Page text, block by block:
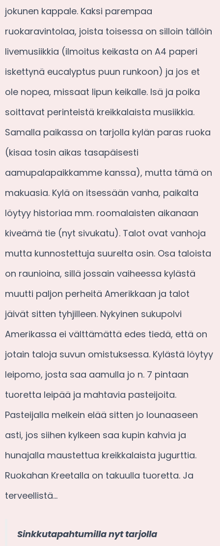
jokunen kappale. Kaksi parempaa
ruokaravintolaa, joista toisessa on silloin tällöin
livemusiikkia (ilmoitus keikasta on A4 paperi
iskettynä eucalyptus puun runkoon) ja jos et
ole nopea, missaat lipun keikalle. Isä ja poika
soittavat perinteistä kreikkalaista musiikkia.
Samalla paikassa on tarjolla kylän paras ruoka
(kisaa tosin aikas tasapäisesti
aamupalapaikkamme kanssa), mutta tämä on
makuasia. Kylä on itsessään vanha, paikalta
löytyy historiaa mm. roomalaisten aikanaan
kiveämä tie (nyt sivukatu). Talot ovat vanhoja
mutta kunnostettuja suurelta osin. Osa taloista
on raunioina, sillä jossain vaiheessa kylästä
muutti paljon perheitä Amerikkaan ja talot
jäivät sitten tyhjilleen. Nykyinen sukupolvi
Amerikassa ei välttämättä edes tiedä, että on
jotain taloja suvun omistuksessa. Kylästä löytyy
leipomo, josta saa aamulla jo n. 7 pintaan
tuoretta leipää ja mahtavia pasteijoita.
Pasteijalla melkein elää sitten jo lounaaseen
asti, jos siihen kylkeen saa kupin kahvia ja
hunajalla maustettua kreikkalaista jugurttia.
Ruokahan Kreetalla on takuulla tuoretta. Ja
terveellistä…
Sinkkutapahtumilla nyt tarjolla